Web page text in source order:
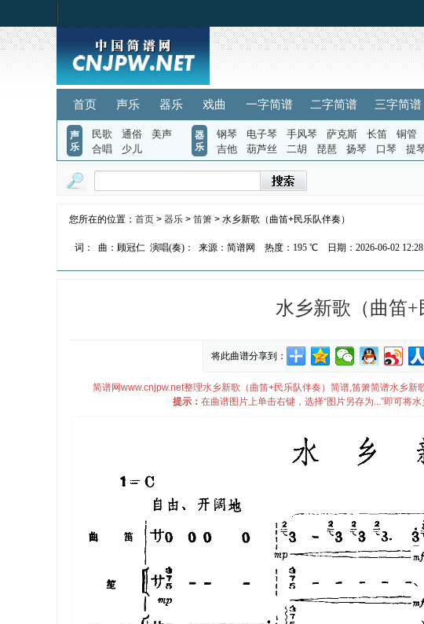
首页 声乐 器乐 戏曲 一字简谱 二字简谱 三字简谱
声
乐
民歌 通俗
美声
合唱
少儿
器
乐
钢琴 电子琴 手风琴 萨克斯 长笛 铜管
吉他
葫芦丝 二胡 琵琶 扬琴 口琴 提
您所在的位置： 首页 > 器乐 > 笛箫 > 水乡新歌（曲笛+民乐队伴奏）
词： 曲：顾冠仁 演唱(奏)： 来源：简谱网 热度： 195 ℃ 日期：2026-06-02
水乡新歌（曲笛+
将此曲谱分享到：
简谱网www.cnjpw.net整理水乡新歌（曲笛+民乐队伴奏）简谱,笛箫简谱水乡新
提示： 在曲谱图片上单击右键，选择“图片另存为...”即可将